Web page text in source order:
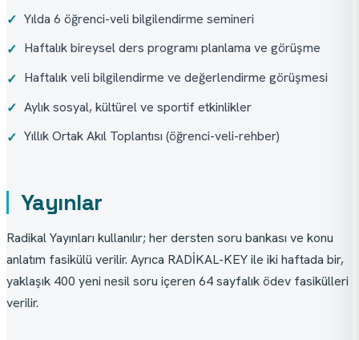
✓ Yılda 6 öğrenci-veli bilgilendirme semineri
✓ Haftalık bireysel ders programı planlama ve görüşme
✓ Haftalık veli bilgilendirme ve değerlendirme görüşmesi
✓ Aylık sosyal, kültürel ve sportif etkinlikler
✓ Yıllık Ortak Akıl Toplantısı (öğrenci-veli-rehber)
Yayınlar
Radikal Yayınları kullanılır; her dersten soru bankası ve konu
anlatım fasikülü verilir. Ayrıca RADİKAL-KEY ile iki haftada bir,
yaklaşık 400 yeni nesil soru içeren 64 sayfalık ödev fasikülleri
verilir.